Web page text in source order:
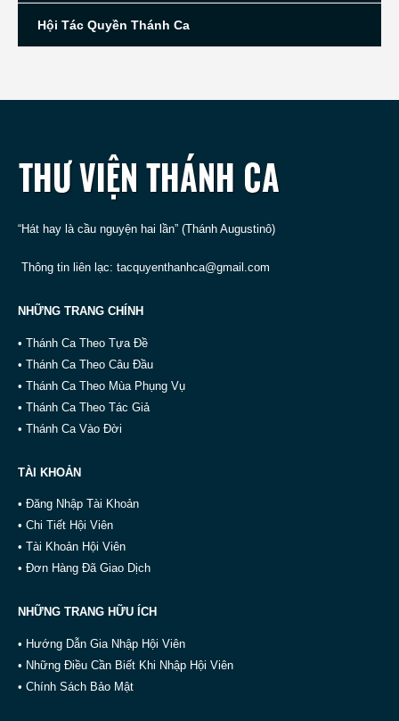
Hội Tác Quyền Thánh Ca
“Hát hay là cầu nguyện hai lần” (Thánh Augustinô)
Thông tin liên lạc: tacquyenthanhca@gmail.com
NHỮNG TRANG CHÍNH
• Thánh Ca Theo Tựa Đề
• Thánh Ca Theo Câu Đầu
• Thánh Ca Theo Mùa Phụng Vụ
• Thánh Ca Theo Tác Giả
• Thánh Ca Vào Đời
TÀI KHOẢN
• Đăng Nhập Tài Khoản
• Chi Tiết Hội Viên
• Tài Khoản Hội Viên
• Đơn Hàng Đã Giao Dịch
NHỮNG TRANG HỮU ÍCH
• Hướng Dẫn Gia Nhập Hội Viên
• Những Điều Cần Biết Khi Nhập Hội Viên
• Chính Sách Bảo Mật